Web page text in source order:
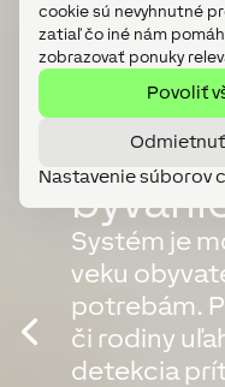
cookie sú nevyhnutné
zatiaľ čo iné nám
zobrazovať ponuky
Povoliť
Nastavenie súborov
Systém je
veku
potrebám.
či rodiny
detekcia
Nielen
ukazuje